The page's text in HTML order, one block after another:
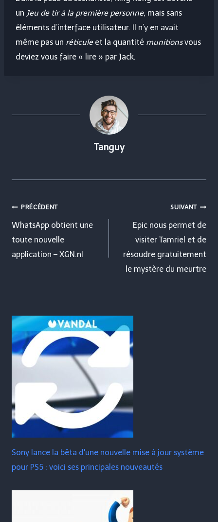
un Jeu de tir à la première personne, mais sans
éléments d’interface utilisateur. Il n’y en avait
même pas un réticuleet la quantité munitionsvous
deviez vous faire « lire » par Jack.
Tanguy
Navigation
de
l’article
PRÉCÉDENT
WhatsApp obtient une
toute nouvelle
application – XGN.nl
SUIVANT
Epic nous permet de
visiter Tamriel et de
résoudre gratuitement
le mystère du meurtre
Sony lance la bêta d'une nouvelle mise à jour système
pour PS5 : voici ses principales nouveautés